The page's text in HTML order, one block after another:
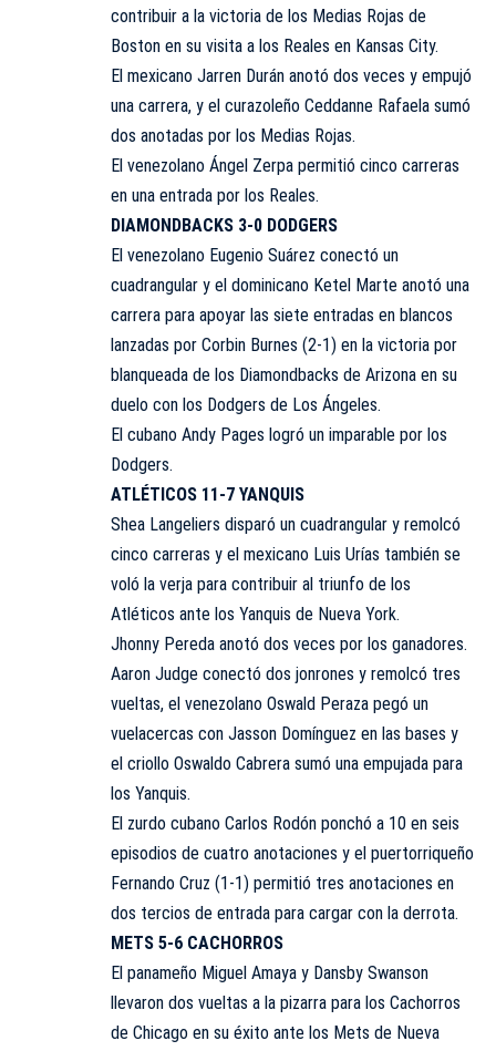
contribuir a la victoria de los Medias Rojas de
Boston en su visita a los Reales en Kansas City.
El mexicano Jarren Durán anotó dos veces y empujó
una carrera, y el curazoleño Ceddanne Rafaela sumó
dos anotadas por los Medias Rojas.
El venezolano Ángel Zerpa permitió cinco carreras
en una entrada por los Reales.
DIAMONDBACKS 3-0 DODGERS
El venezolano Eugenio Suárez conectó un
cuadrangular y el dominicano Ketel Marte anotó una
carrera para apoyar las siete entradas en blancos
lanzadas por Corbin Burnes (2-1) en la victoria por
blanqueada de los Diamondbacks de Arizona en su
duelo con los Dodgers de Los Ángeles.
El cubano Andy Pages logró un imparable por los
Dodgers.
ATLÉTICOS 11-7 YANQUIS
Shea Langeliers disparó un cuadrangular y remolcó
cinco carreras y el mexicano Luis Urías también se
voló la verja para contribuir al triunfo de los
Atléticos ante los Yanquis de Nueva York.
Jhonny Pereda anotó dos veces por los ganadores.
Aaron Judge conectó dos jonrones y remolcó tres
vueltas, el venezolano Oswald Peraza pegó un
vuelacercas con Jasson Domínguez en las bases y
el criollo Oswaldo Cabrera sumó una empujada para
los Yanquis.
El zurdo cubano Carlos Rodón ponchó a 10 en seis
episodios de cuatro anotaciones y el puertorriqueño
Fernando Cruz (1-1) permitió tres anotaciones en
dos tercios de entrada para cargar con la derrota.
METS 5-6 CACHORROS
El panameño Miguel Amaya y Dansby Swanson
llevaron dos vueltas a la pizarra para los Cachorros
de Chicago en su éxito ante los Mets de Nueva